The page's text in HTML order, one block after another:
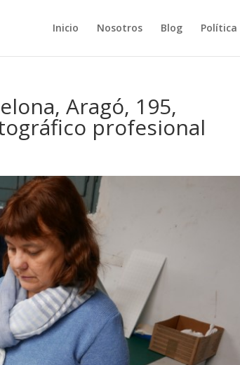
Inicio Nosotros Blog Política
Aragó, 195,
profesional